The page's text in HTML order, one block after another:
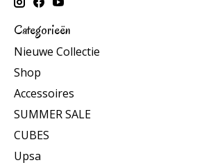
Categorieën
Nieuwe Collectie
Shop
Accessoires
SUMMER SALE
CUBES
Upsa